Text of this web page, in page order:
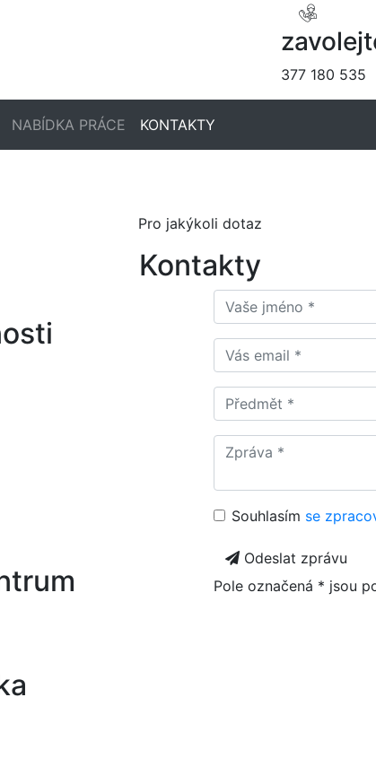
377 180 535
NABÍDKA PRÁCE KONTAKTY
Pro jakýkoli dotaz
Kontakty
Souhlasím se
Odeslat zprávu
Pole označená * jsou